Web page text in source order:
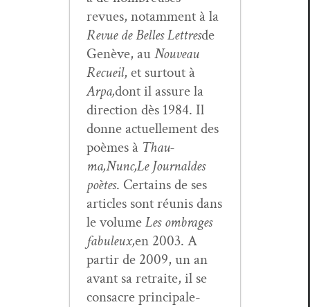
revues, notam­ment à la
Revue de Belles Let­tresde
Genève, auNou­veau
Recueil, et surtout à
Arpa,dont il assure la
direc­tion dès 1984. Il
donne actuelle­ment des
poèmes à Thau­
ma,Nunc,Le Jour­naldes
poètes. Cer­tains de ses
arti­cles sont réu­nis dans
le vol­umeLes ombrages
fab­uleux,en 2003. A
par­tir de 2009, un an
avant sa retraite, il se
con­sacre prin­ci­pale­